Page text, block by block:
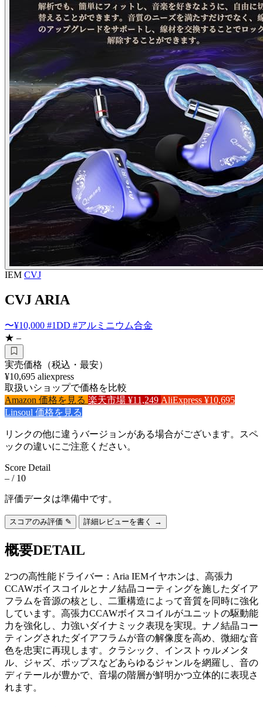
IEM CVJ
CVJ ARIA
〜¥10,000 #1DD #アルミニウム合金
★ –
実売価格（税込・最安）
¥10,695 aliexpress
取扱いショップで価格を比較
Amazon 価格を見る 楽天市場 ¥11,249 AliExpress ¥10,695
Linsoul 価格を見る
リンクの他に違うバージョンがある場合がございます。スペ
ックの違いにご注意ください。
Score Detail
– / 10
評価データは準備中です。
スコアのみ評価 ✎ 詳細レビューを書く →
概要DETAIL
2つの高性能ドライバー：Aria IEMイヤホンは、高張力
CCAWボイスコイルとナノ結晶コーティングを施したダイア
フラムを音源の核とし、二重構造によって音質を同時に強化
しています。高張力CCAWボイスコイルがユニットの駆動能
力を強化し、力強いダイナミック表現を実現。ナノ結晶コー
ティングされたダイアフラムが音の解像度を高め、微細な音
色を忠実に再現します。クラシック、インストゥルメンタ
ル、ジャズ、ポップスなどあらゆるジャンルを網羅し、音の
ディテールが豊かで、音場の階層が鮮明かつ立体的に表現さ
れます。